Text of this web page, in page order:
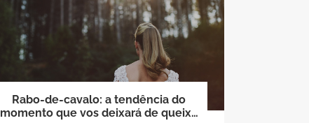
Rabo-de-cavalo: a tendência do
momento que vos deixará de queixo